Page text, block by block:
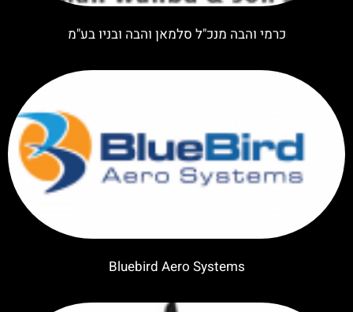
כרמי והבה מנכ"ל סלמאן והבה ובניו בע"מ
Bluebird Aero Systems